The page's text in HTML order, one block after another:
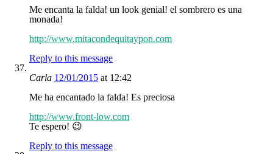
Me encanta la falda! un look genial! el sombrero es una
monada!
http://www.mitacondequitaypon.com
Reply to this message
Carla 12/01/2015 at 12:42
Me ha encantado la falda! Es preciosa
http://www.front-low.com
Te espero! 😉
Reply to this message